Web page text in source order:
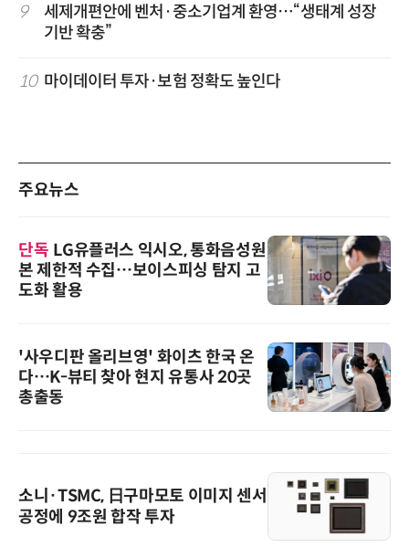
9
세제개편안에 벤처·중소기업계 환영…“생태계 성장
기반 확충”
10 마이데이터 투자·보험 정확도 높인다
주요뉴스
단독 LG유플러스 익시오, 통화음성원
본 제한적 수집…보이스피싱 탐지 고
도화 활용
'사우디판 올리브영' 화이츠 한국 온
다…K-뷰티 찾아 현지 유통사 20곳
총출동
소니·TSMC, 日구마모토 이미지 센서
공정에 9조원 합작 투자